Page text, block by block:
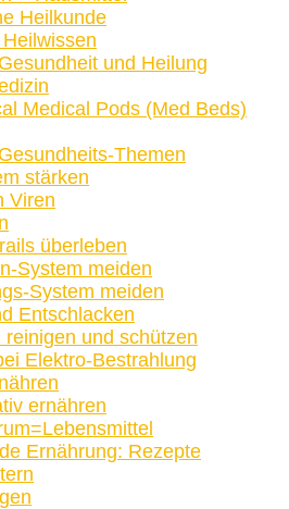
Heilkunde
und Heilung
Medical Pods (Med Beds)
Themen
stärken
Viren
überleben
System meiden
System meiden
Entschlacken
reinigen und schützen
Elektro-Bestrahlung
ernähren
Ernährung: Rezepte